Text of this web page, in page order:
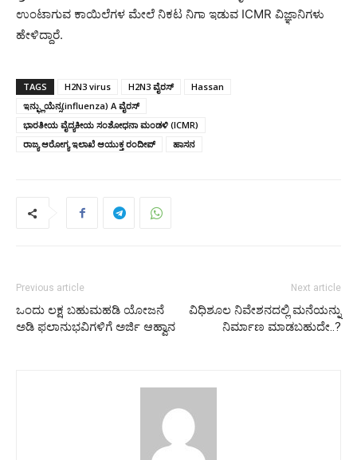
ಉಂಟಾಗುವ ಕಾಯಿಲೆಗಳ ಮೇಲೆ ನಿಕಟ ನಿಗಾ ಇಡುವ ICMR ವಿಜ್ಞಾನಿಗಳು
ಹೇಳಿದ್ದಾರೆ.
TAGS H2N3 virus H2N3 ವೈರಸ್
Hassan
ಇನ್ಫ್ಲುಯೆನ್ಸ(influenza) A ವೈರಸ್
ಭಾರತೀಯ ವೈದ್ಯಕೀಯ ಸಂಶೋಧನಾ ಮಂಡಳಿ (ICMR)
ರಾಜ್ಯ ಆರೋಗ್ಯ ಇಲಾಖೆ ಆಯುಕ್ತ ರಂದೀಪ್
ಹಾಸನ
Previous article
ಒಂದು ಲಕ್ಷ ಬಹುಮಹಡಿ ಯೋಜನೆ
ಅಡಿ ಫಲಾನುಭವಿಗಳಿಗೆ ಅರ್ಜಿ ಆಹ್ವಾನ
Next article
ವಿಧಿಶೂಲ ನಿವೇಶನದಲ್ಲಿ ಮನೆಯನ್ನು
ನಿರ್ಮಾಣ ಮಾಡಬಹುದೇ..?